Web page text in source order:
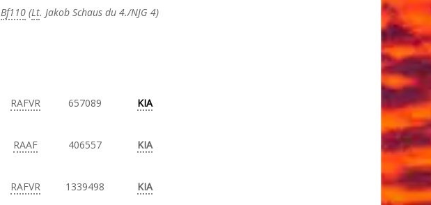
Bf110 (Lt. Jakob Schaus du 4./NJG 4)
RAFVR 657089 KIA
RAAF 406557 KIA
RAFVR 1339498 KIA